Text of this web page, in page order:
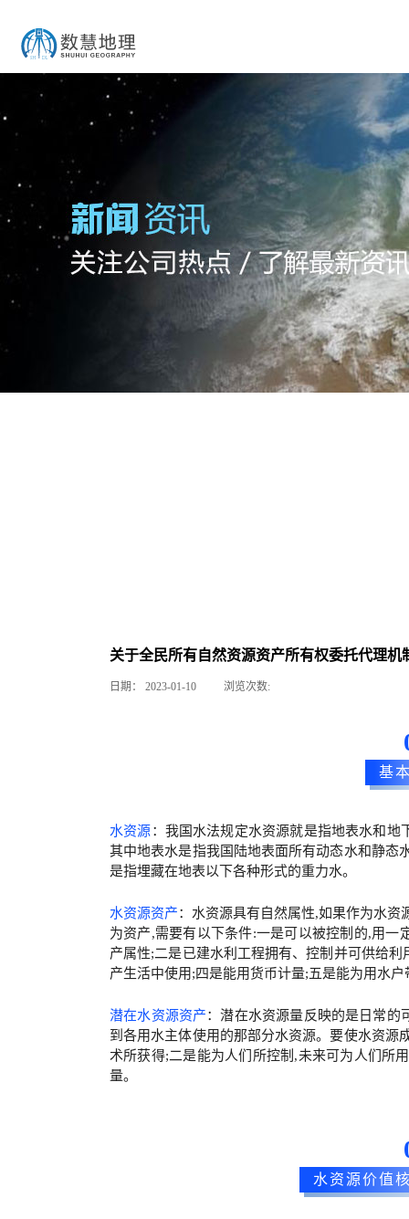
关于全民所有自然资源资产所有权委托代理
日期： 2023-01-10 浏览次数:
基
水资源 ：我国水法规定水资源就是指地表水和
其中地表水是指我国陆地表面所有动态水和静态
是指埋藏在地表以下各种形式的重力水。
水资源资产：水资源具有自然属性,如果作为水
为资产,需要有以下条件:一是可以被控制的,用
产属性;二是已建水利工程拥有、控制并可供给
产生活中使用;四是能用货币计量;五是能为用水
潜在水资源资产：潜在水资源量反映的是日常的
到各用水主体使用的那部分水资源。要使水资源
术所获得;二是能为人们所控制,未来可为人们所
量。
水资源价值